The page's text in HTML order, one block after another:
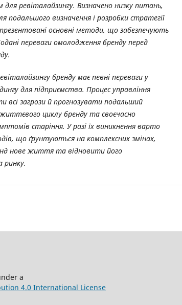
ревіталайзингу. Визначено низку питань,
подальшого визначення і розробки стратегії
основні методи, що забезпечують
переваги омолодження бренду перед
бренду має певні переваги у
для підприємства. Процес управління
всі загрози й прогнозувати подальший
циклу бренду та своєчасно
старіння. У разі їх виникнення варто
що ґрунтуються на комплексних змінах,
нове життя та відновити його
ринку.
a
4.0 International License